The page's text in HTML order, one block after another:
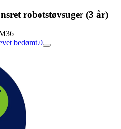
robotstøvsuger (3 år)
bedømt.0